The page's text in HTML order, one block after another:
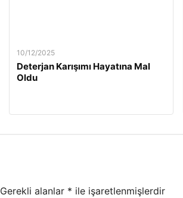
10/12/2025
Deterjan Karışımı Hayatına Mal
Oldu
Gerekli alanlar * ile işaretlenmişlerdir